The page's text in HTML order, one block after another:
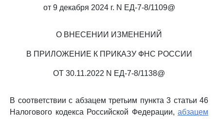
от 9 декабря 2024 г. N ЕД-7-8/1109@
О ВНЕСЕНИИ ИЗМЕНЕНИЙ
В ПРИЛОЖЕНИЕ К ПРИКАЗУ ФНС РОССИИ
ОТ 30.11.2022 N ЕД-7-8/1138@
В соответствии с абзацем третьим пункта 3 статьи 46
Налогового кодекса Российской Федерации, абзацем